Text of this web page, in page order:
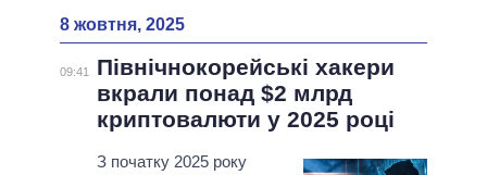
8 жовтня, 2025
09:41
Північнокорейські хакери
вкрали понад $2 млрд
криптовалюти у 2025 році
З початку 2025 року